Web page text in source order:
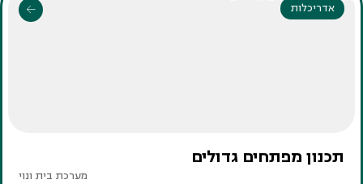
אדריכלות
תכנון מפתחים גדולים
מערכת בית ונוי